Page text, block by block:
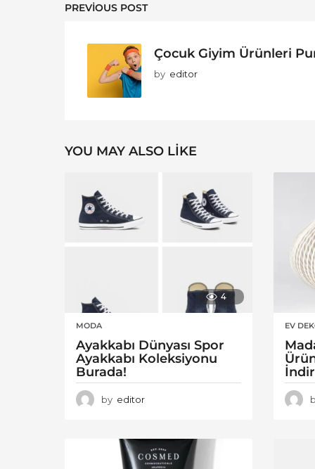
PREVIOUS POST
Çocuk Giyim Ürünleri
by editor
YOU MAY ALSO LIKE
4
MODA
Ayakkabı Dünyası Spor
Ayakkabı Koleksiyonu
Burada!
by editor
EV